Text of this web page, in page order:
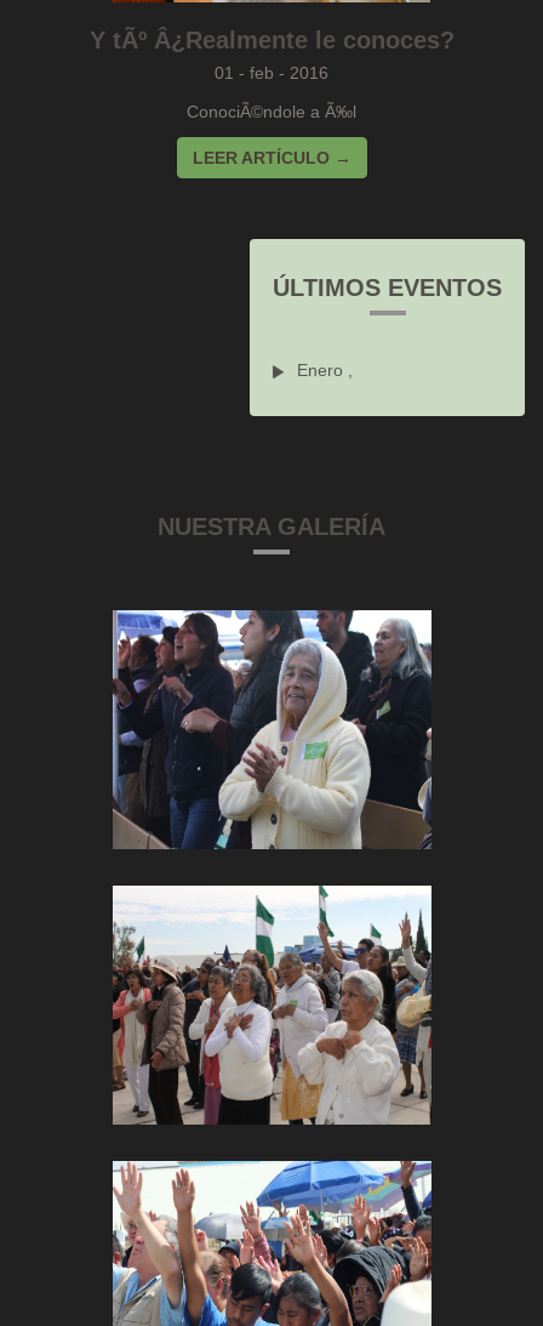
Y tÃº Â¿Realmente le conoces?
01 - feb - 2016
ConociÃ©ndole a Ã‰l
LEER ARTÍCULO →
ÚLTIMOS EVENTOS
Enero ,
NUESTRA GALERÍA